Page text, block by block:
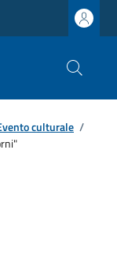
culturale /